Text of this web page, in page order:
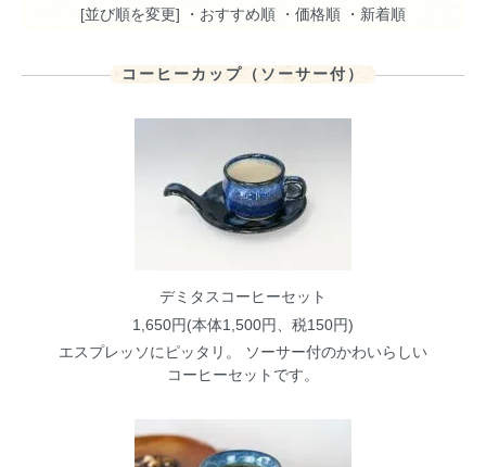
[並び順を変更] ・おすすめ順 ・価格順 ・新着順
コーヒーカップ（ソーサー付）
デミタスコーヒーセット
1,650円(本体1,500円、税150円)
エスプレッソにピッタリ。 ソーサー付のかわいらしい
コーヒーセットです。